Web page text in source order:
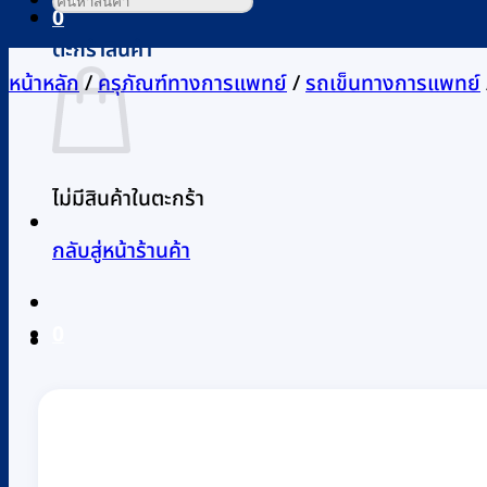
0
ตะกร้าสินค้า
ไม่มีสินค้าในตะกร้า
กลับสู่หน้าร้านค้า
หน้าหลัก/ครุภัณฑ์ทางการแพทย์/รถเข็นทางการแพทย์